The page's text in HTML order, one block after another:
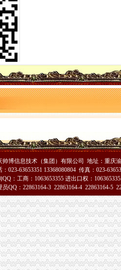
关报关单位注册登记管理规
位注册登记证书的通知
理规定_中华共和国海关
关报关单位注册登记管理规
关报关单位注册登记管理规定
登记[1]-报关员资格-无忧考网
登记证书遗失声明_【
册登记-报关员资格-无忧考网
共和国海关报关单位注册登记
管理规定-规库-110网
位注册登记管理规定》的公告-
记管理规定_互动百科
注册登记管理规定》的公告_财
册登记信息年度报告,注销报关注
登记改革相关事项的通告_中山市侨
单位注册登记（2）-报关员-环
延续及换证_报关员资格_新浪
空间
书__浩爽制冷
2016.7.7）
华共和国海关报关单位注册登
2016.5.5）
帅博信息技术（集团）有限公司 地址：重庆
：023-63653351 13368080804 传真：023-
QQ：工商：1063653355 进出口权：
员QQ：22863164-3 22863164-4 22863164-5